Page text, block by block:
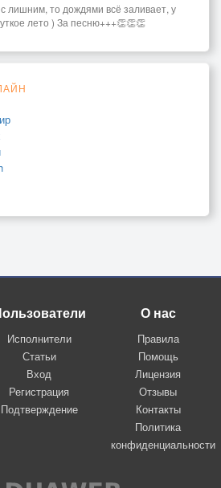
лишним, то дождями всё заливает, у
лето ) За песню+++👏👏👏
Исполнители
Статьи
Вход
Регистрация
Подтверждение
О нас
Правила
Помощь
Лицензия
Отзывы
Контакты
Политика
конфиденциальности